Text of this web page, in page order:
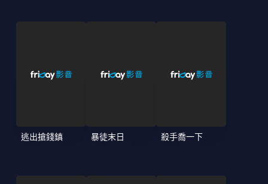
逃出搶錢鎮 暴徒末日 殺手喬一下